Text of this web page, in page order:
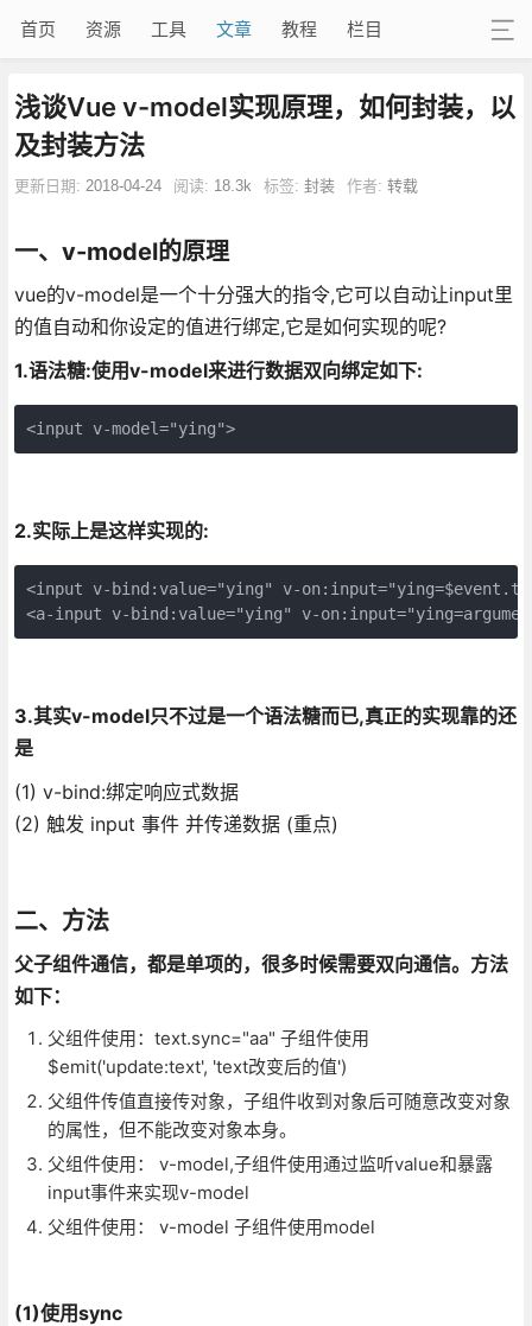
首页 资源 工具 文章 教程 栏目
浅谈Vue v-model实现原理，如何封装，以
及封装方法
更新日期: 2018-04-24 阅读: 18.3k 标签: 封装 作者: 转载
一、v-model的原理
vue的v-model是一个十分强大的指令,它可以自动让input里
的值自动和你设定的值进行绑定,它是如何实现的呢?
1.语法糖:使用v-model来进行数据双向绑定如下:
<input v-model="ying">
2.实际上是这样实现的:
<input v-bind:value="ying" v-
<a-input v-bind:value="ying" v-
3.其实v-model只不过是一个语法糖而已,真正的实现靠的还
是
(1) v-bind:绑定响应式数据
(2) 触发 input 事件 并传递数据 (重点)
二、方法
父子组件通信，都是单项的，很多时候需要双向通信。方法
如下：
父组件使用：text.sync="aa" 子组件使用
$emit('update:text', 'text改变后的值')
父组件传值直接传对象，子组件收到对象后可随意改变对象
的属性，但不能改变对象本身。
父组件使用： v-model,子组件使用通过监听value和暴露
input事件来实现v-model
父组件使用： v-model 子组件使用model
(1)使用sync